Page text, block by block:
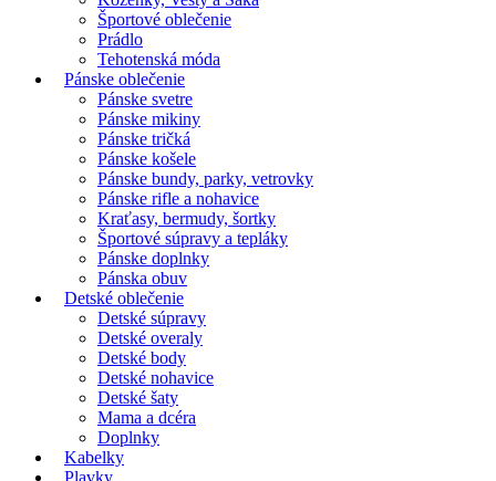
Športové oblečenie
Prádlo
Tehotenská móda
Pánske oblečenie
Pánske svetre
Pánske mikiny
Pánske tričká
Pánske košele
Pánske bundy, parky, vetrovky
Pánske rifle a nohavice
Kraťasy, bermudy, šortky
Športové súpravy a tepláky
Pánske doplnky
Pánska obuv
Detské oblečenie
Detské súpravy
Detské overaly
Detské body
Detské nohavice
Detské šaty
Mama a dcéra
Doplnky
Kabelky
Plavky